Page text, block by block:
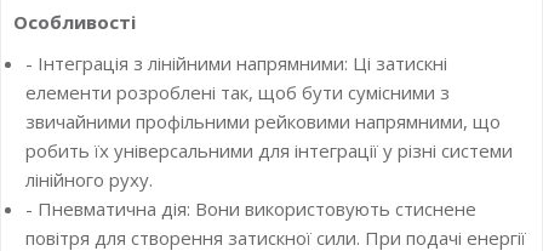
Особливості
- Інтеграція з лінійними напрямними: Ці затискні
елементи розроблені так, щоб бути сумісними з
звичайними профільними рейковими напрямними, що
робить їх універсальними для інтеграції у різні системи
лінійного руху.
- Пневматична дія: Вони використовують стиснене
повітря для створення затискної сили. При подачі енергії